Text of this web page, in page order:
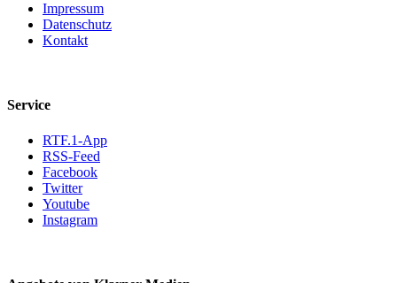
Impressum
Datenschutz
Kontakt
Service
RTF.1-App
RSS-Feed
Facebook
Twitter
Youtube
Instagram